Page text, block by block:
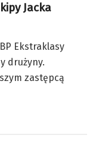
Jacka
Ekstraklasy
drużyny.
zastępcą